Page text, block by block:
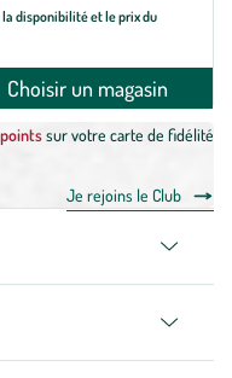
disponibilité et le prix du
Choisir un magasin
pointssur votre carte de fidélité
Je rejoins le Club